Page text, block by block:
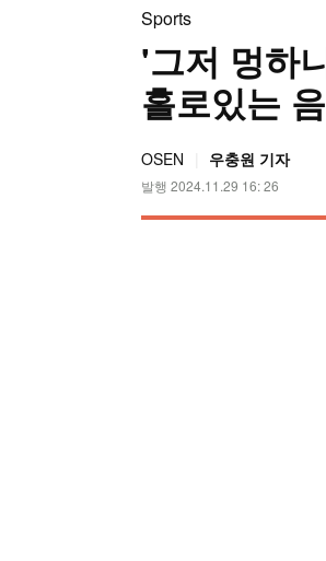
Sports
'그저 멍하
홀로있는
OSEN 우충원 기자
발행 2024.11.29 16: 26